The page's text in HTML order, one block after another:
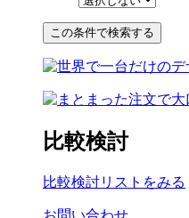
比較検討
比較検討リストをみる
お問い合わせ